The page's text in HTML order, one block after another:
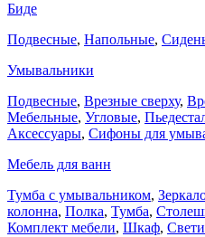
Биде
Подвесные, Напольные,
Умывальники
Подвесные, Врезные сверху,
Мебельные, Угловые,
Аксессуары, Сифоны для
Мебель для ванн
Тумба с умывальником,
колонна, Полка, Тумба,
Комплект мебели, Шкаф,